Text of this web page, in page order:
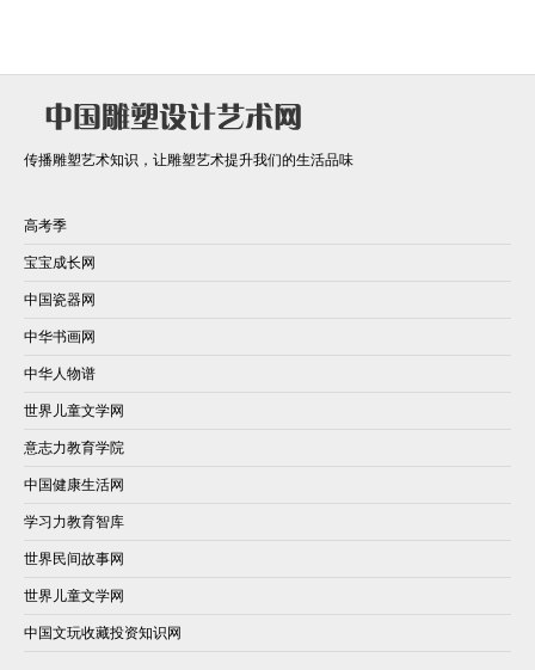
传播雕塑艺术知识，让雕塑艺术提升我们的生活品味
高考季
宝宝成长网
中国瓷器网
中华书画网
中华人物谱
世界儿童文学网
意志力教育学院
中国健康生活网
学习力教育智库
世界民间故事网
世界儿童文学网
中国文玩收藏投资知识网